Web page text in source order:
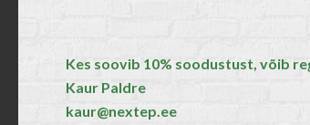
Kes soovib 10% soodustust, võib
Kaur Paldre
kaur@nextep.ee